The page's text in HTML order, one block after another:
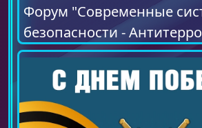
Форум "Современные
безопасности -